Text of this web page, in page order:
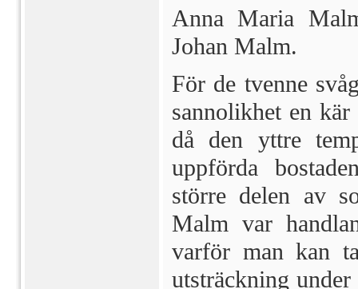
Anna Maria
Johan Malm.
För de tvenne
sannolikhet en
då den yttre
uppförda
större delen av
Malm var
varför man kan
utsträckning